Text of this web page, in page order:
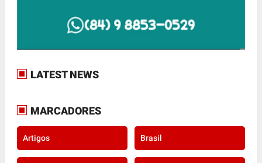
LATEST NEWS
MARCADORES
Artigos Brasil